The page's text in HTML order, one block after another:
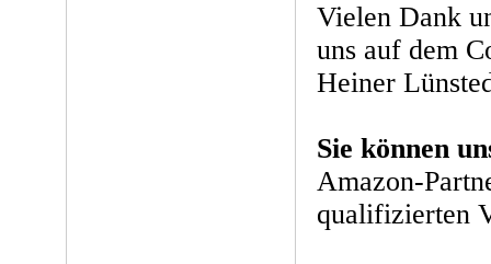
Vielen Dank
uns auf dem
Heiner
Sie können
Amazon-
qualifizierten